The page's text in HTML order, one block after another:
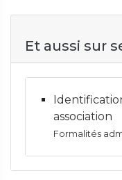
Et aussi sur
association
Formalités